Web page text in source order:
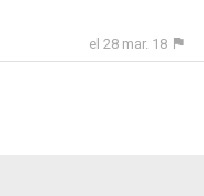
el 28 mar. 18